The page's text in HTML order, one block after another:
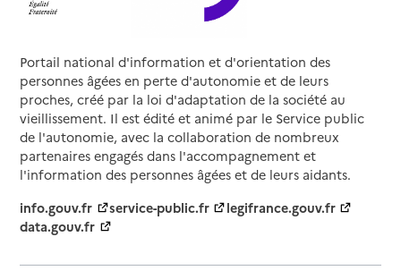
Portail national d'information et d'orientation des
personnes âgées en perte d'autonomie et de leurs
proches, créé par la loi d'adaptation de la société au
vieillissement. Il est édité et animé par le Service public
de l'autonomie, avec la collaboration de nombreux
partenaires engagés dans l'accompagnement et
l'information des personnes âgées et de leurs aidants.
info.gouv.fr
service-public.fr
legifrance.gouv.fr
data.gouv.fr